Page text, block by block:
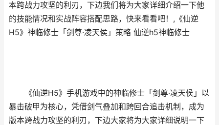
本跨战力攻坚的利刃，下边我们将为大家详细介绍一下他
的技能情况和实战阵容搭配思路，快来看看吧！,《仙逆
H5》神临修士「剑尊·凌天侯」策略 仙逆h5神临修士
《仙逆H5》手机游戏中的神临修士「剑尊·凌天侯」以
暴击破甲为核心，凭借剑气叠加和跨回合追击机制，成为
版本跨战力攻坚的利刃，下边大家将为大家详细说明一下